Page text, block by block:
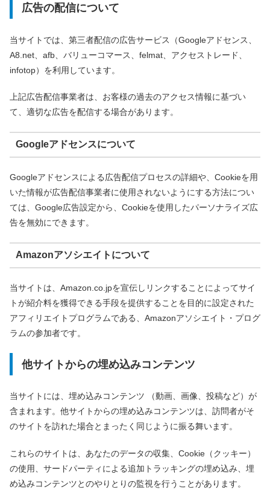
広告の配信について
当サイトでは、第三者配信の広告サービス（Googleアドセンス、
A8.net、afb、バリューコマース、felmat、アクセストレード、
infotop）を利用しています。
上記広告配信事業者は、お客様の過去のアクセス情報に基づい
て、適切な広告を配信する場合があります。
Googleアドセンスについて
Googleアドセンスによる広告配信プロセスの詳細や、Cookieを用
いた情報が広告配信事業者に使用されないようにする方法につい
ては、Google広告設定から、Cookieを使用したパーソナライズ広
告を無効にできます。
Amazonアソシエイトについて
当サイトは、Amazon.co.jpを宣伝しリンクすることによってサイ
トが紹介料を獲得できる手段を提供することを目的に設定された
アフィリエイトプログラムである、Amazonアソシエイト・プログ
ラムの参加者です。
他サイトからの埋め込みコンテンツ
当サイトには、埋め込みコンテンツ （動画、画像、投稿など）が
含まれます。他サイトからの埋め込みコンテンツは、訪問者がそ
のサイトを訪れた場合とまったく同じように振る舞います。
これらのサイトは、あなたのデータの収集、Cookie（クッキー）
の使用、サードパーティによる追加トラッキングの埋め込み、埋
め込みコンテンツとのやりとりの監視を行うことがあります。